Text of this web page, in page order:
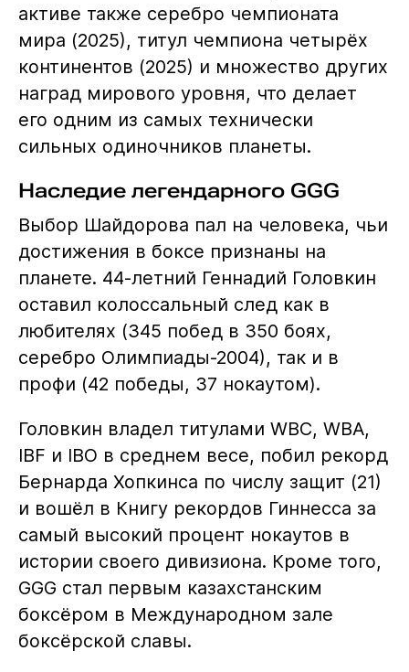
активе также серебро чемпионата
мира (2025), титул чемпиона четырёх
континентов (2025) и множество других
наград мирового уровня, что делает
его одним из самых технически
сильных одиночников планеты.
Наследие легендарного GGG
Выбор Шайдорова пал на человека, чьи
достижения в боксе признаны на
планете. 44-летний Геннадий Головкин
оставил колоссальный след как в
любителях (345 побед в 350 боях,
серебро Олимпиады-2004), так и в
профи (42 победы, 37 нокаутом).
Головкин владел титулами WBC, WBA,
IBF и IBO в среднем весе, побил рекорд
Бернарда Хопкинса по числу защит (21)
и вошёл в Книгу рекордов Гиннесса за
самый высокий процент нокаутов в
истории своего дивизиона. Кроме того,
GGG стал первым казахстанским
боксёром в Международном зале
боксёрской славы.